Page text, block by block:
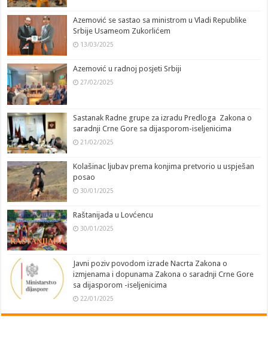
Azemović se sastao sa ministrom u Vladi Republike
Srbije Usameom Zukorlićem
13/03/2025
Azemović u radnoj posjeti Srbiji
27/02/2025
Sastanak Radne grupe za izradu Predloga Zakona o
saradnji Crne Gore sa dijasporom-iseljenicima
21/02/2025
Kolašinac ljubav prema konjima pretvorio u uspješan
posao
30/01/2025
Raštanijada u Lovćencu
30/01/2025
Javni poziv povodom izrade Nacrta Zakona o
izmjenama i dopunama Zakona o saradnji Crne Gore
sa dijasporom -iseljenicima
22/01/2025